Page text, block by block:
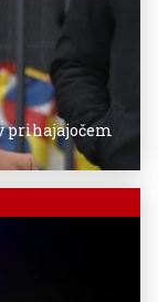
prihajajočem